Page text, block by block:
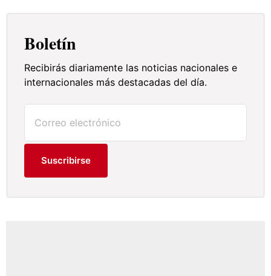
Boletín
Recibirás diariamente las noticias nacionales e
internacionales más destacadas del día.
Suscribirse